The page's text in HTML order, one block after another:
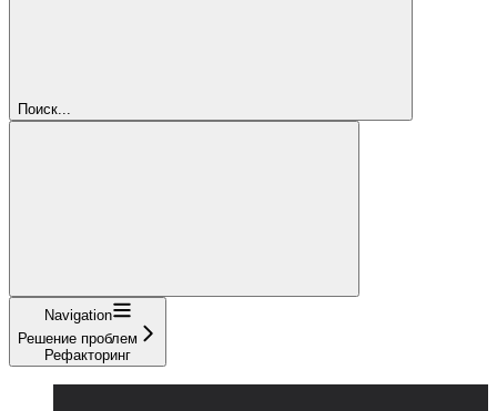
Поиск...
Navigation
Решение проблем
Рефакторинг